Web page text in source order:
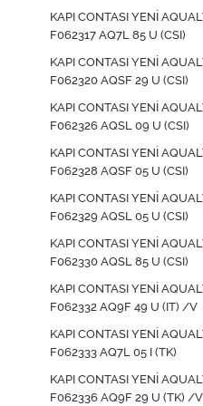
KAPI CONTASI YENİ
F062317 AQ7L 85 U (CSI)
KAPI CONTASI YENİ
F062320 AQSF 29 U (CSI)
KAPI CONTASI YENİ
F062326 AQSL 09 U (CSI)
KAPI CONTASI YENİ
F062328 AQSF 05 U (CSI)
KAPI CONTASI YENİ
F062329 AQSL 05 U (CSI)
KAPI CONTASI YENİ
F062330 AQSL 85 U (CSI)
KAPI CONTASI YENİ
F062332 AQ9F 49 U (IT) /V
KAPI CONTASI YENİ
F062333 AQ7L 05 I (TK)
KAPI CONTASI YENİ
F062336 AQ9F 29 U (TK) /V